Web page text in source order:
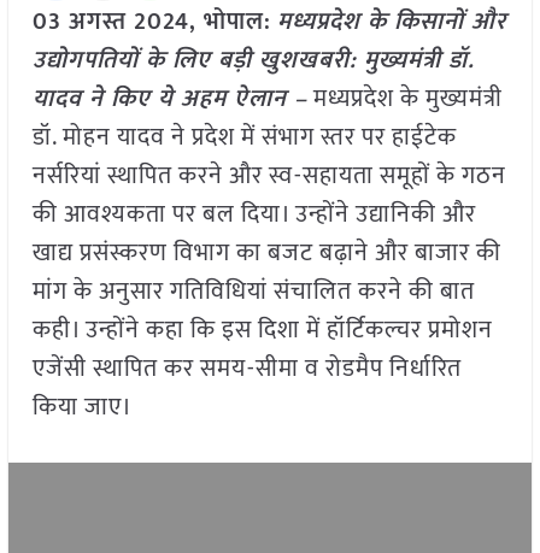
03 अगस्त 2024, भोपाल: मध्यप्रदेश के किसानों और
उद्योगपतियों के लिए बड़ी खुशखबरी: मुख्यमंत्री डॉ.
यादव ने किए ये अहम ऐलान –मध्यप्रदेश के मुख्यमंत्री
डॉ. मोहन यादव ने प्रदेश में संभाग स्तर पर हाईटेक
नर्सरियां स्थापित करने और स्व-सहायता समूहों के गठन
की आवश्यकता पर बल दिया। उन्होंने उद्यानिकी और
खाद्य प्रसंस्करण विभाग का बजट बढ़ाने और बाजार की
मांग के अनुसार गतिविधियां संचालित करने की बात
कही। उन्होंने कहा कि इस दिशा में हॉर्टिकल्चर प्रमोशन
एजेंसी स्थापित कर समय-सीमा व रोडमैप निर्धारित
किया जाए।